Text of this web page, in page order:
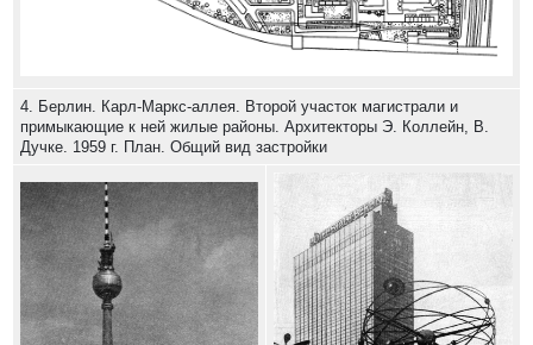
4. Берлин. Карл-Маркс-аллея. Второй участок магистрали и
примыкающие к ней жилые районы. Архитекторы Э. Коллейн, В.
Дучке. 1959 г. План. Общий вид застройки